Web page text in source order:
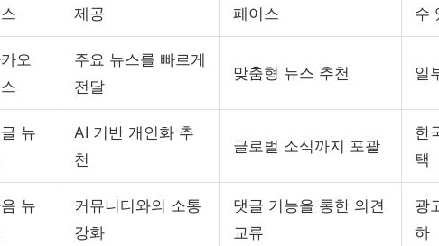
제공
페이스
수
오
주요 뉴스를 빠르게
전달
맞춤형 뉴스 추천 일
뉴
AI 기반 개인화 추
천
글로벌 소식까지 포괄
한
택
뉴
커뮤니티와의 소통
강화
댓글 기능을 통한 의견
교류
광
하